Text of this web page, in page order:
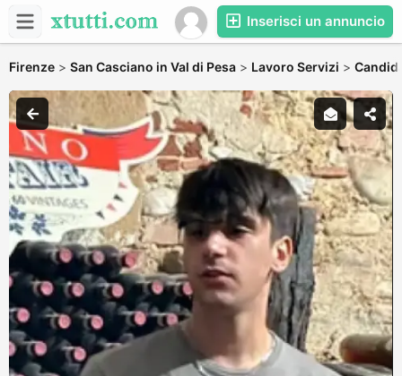
Inserisci un annuncio
Firenze > San Casciano in Val di Pesa > Lavoro Servizi >